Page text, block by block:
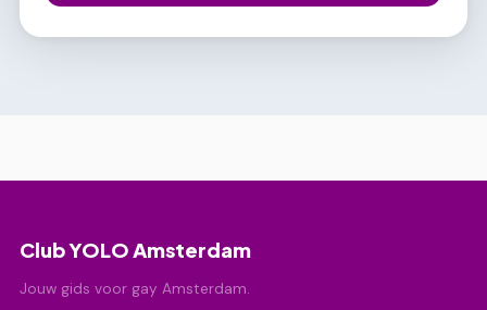
Club YOLO Amsterdam
Jouw gids voor gay Amsterdam.